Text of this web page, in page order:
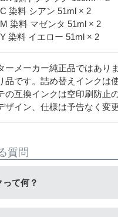
染料 シアン 51ml × 2
染料 マゼンタ 51ml × 2
染料 イエロー 51ml × 2
ーメーカー純正品ではあり
品です。詰め替えインクは
の互換インクは空印刷防止
ザイン、仕様は予告なく変
質問
て何？